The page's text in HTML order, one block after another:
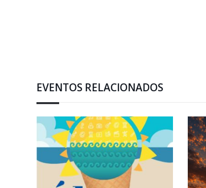
EVENTOS RELACIONADOS